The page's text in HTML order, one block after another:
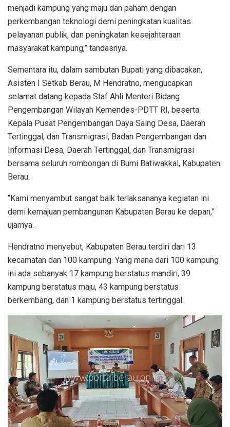
menjadi kampung yang maju dan paham dengan
perkembangan teknologi demi peningkatan kualitas
pelayanan publik, dan peningkatan kesejahteraan
masyarakat kampung,” tandasnya.
Sementara itu, dalam sambutan Bupati yang dibacakan,
Asisten I Setkab Berau, M Hendratno, mengucapkan
selamat datang kepada Staf Ahli Menteri Bidang
Pengembangan Wilayah Kemendes-PDTT RI, beserta
Kepala Pusat Pengembangan Daya Saing Desa, Daerah
Tertinggal, dan Transmigrasi, Badan Pengembangan dan
Informasi Desa, Daerah Tertinggal, dan Transmigrasi
bersama seluruh rombongan di Bumi Batiwakkal, Kabupaten
Berau.
“Kami menyambut sangat baik terlaksananya kegiatan ini
demi kemajuan pembangunan Kabupaten Berau ke depan,”
ujarnya.
Hendratno menyebut, Kabupaten Berau terdiri dari 13
kecamatan dan 100 kampung. Yang mana dari 100 kampung
ini ada sebanyak 17 kampung berstatus mandiri, 39
kampung berstatus maju, 43 kampung berstatus
berkembang, dan 1 kampung berstatus tertinggal.